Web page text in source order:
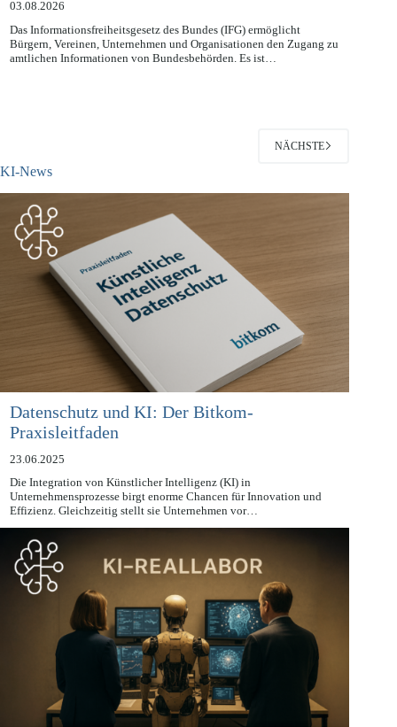
03.08.2026
Das Informationsfreiheitsgesetz des Bundes (IFG) ermöglicht
Bürgern, Vereinen, Unternehmen und Organisationen den Zugang zu
amtlichen Informationen von Bundesbehörden. Es ist…
NÄCHSTE
KI-News
Datenschutz und KI: Der Bitkom-
Praxisleitfaden
23.06.2025
Die Integration von Künstlicher Intelligenz (KI) in
Unternehmensprozesse birgt enorme Chancen für Innovation und
Effizienz. Gleichzeitig stellt sie Unternehmen vor…